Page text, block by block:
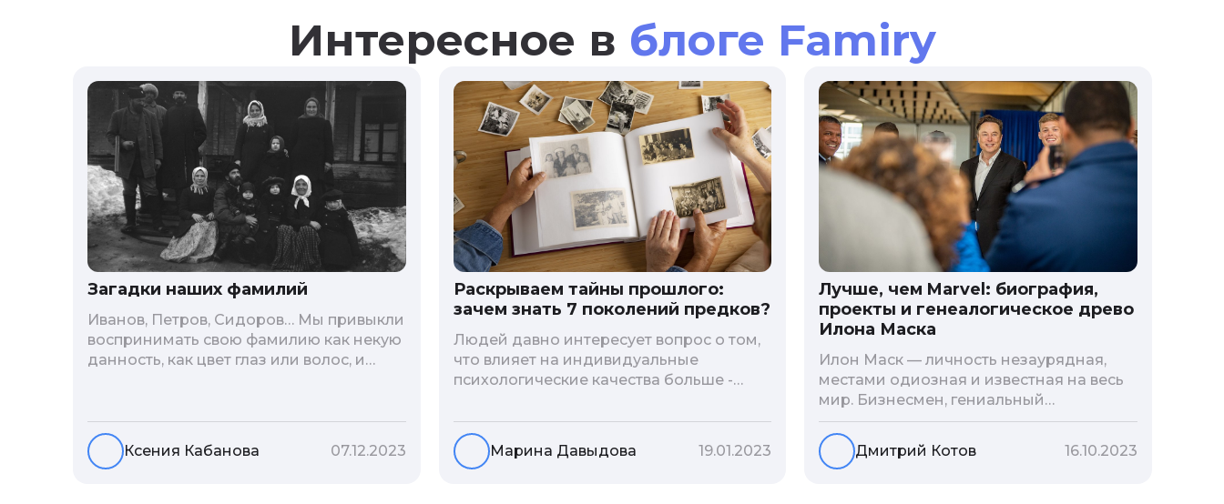
Интересное в блоге Famiry
Загадки наших фамилий
Иванов, Петров, Сидоров… Мы привыкли
воспринимать свою фамилию как некую
данность, как цвет глаз или волос, и
неблагозвучной или, наоборот,
«дворянской» фамилией, и какие
секреты она может раскрыть о судьбе
Ксения Кабанова 07.12.2023
Раскрываем тайны прошлого:
зачем знать 7 поколений предков?
Людей давно интересует вопрос о том,
что влияет на индивидуальные
психологические качества больше -
человека. В астрологической практике
существует понятие геноскоп - влияние
семи поколений предков на судьбу
Марина Давыдова 19.01.2023
Лучше, чем Marvel: биография,
проекты и генеалогическое древо
Илона Маска
Илон Маск — личность незаурядная,
местами одиозная и известная на весь
мир. Бизнесмен, гениальный
изобретатель и миллиардер, живой
прообраз экранного Железного
человека — настоящий супергерой в
Дмитрий Котов 16.10.2023